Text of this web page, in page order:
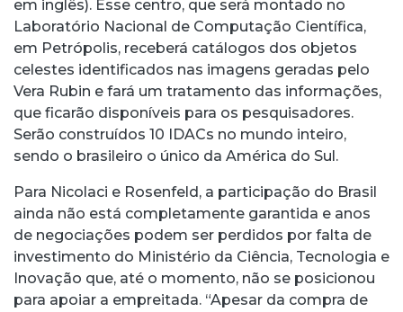
em inglês). Esse centro, que será montado no
Laboratório Nacional de Computação Científica,
em Petrópolis, receberá catálogos dos objetos
celestes identificados nas imagens geradas pelo
Vera Rubin e fará um tratamento das informações,
que ficarão disponíveis para os pesquisadores.
Serão construídos 10 IDACs no mundo inteiro,
sendo o brasileiro o único da América do Sul.
Para Nicolaci e Rosenfeld, a participação do Brasil
ainda não está completamente garantida e anos
de negociações podem ser perdidos por falta de
investimento do Ministério da Ciência, Tecnologia e
Inovação que, até o momento, não se posicionou
para apoiar a empreitada. “Apesar da compra de